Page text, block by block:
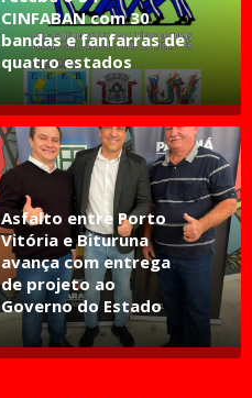
CINFABAN com 30
bandas e fanfarras de
quatro estados
Asfalto entre Porto
Vitória e Bituruna
avança com entrega
de projeto ao
Governo do Estado